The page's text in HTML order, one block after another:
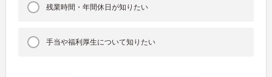
残業時間・年間休日が知りたい
手当や福利厚生について知りたい